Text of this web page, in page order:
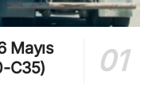
Mayıs
C35)